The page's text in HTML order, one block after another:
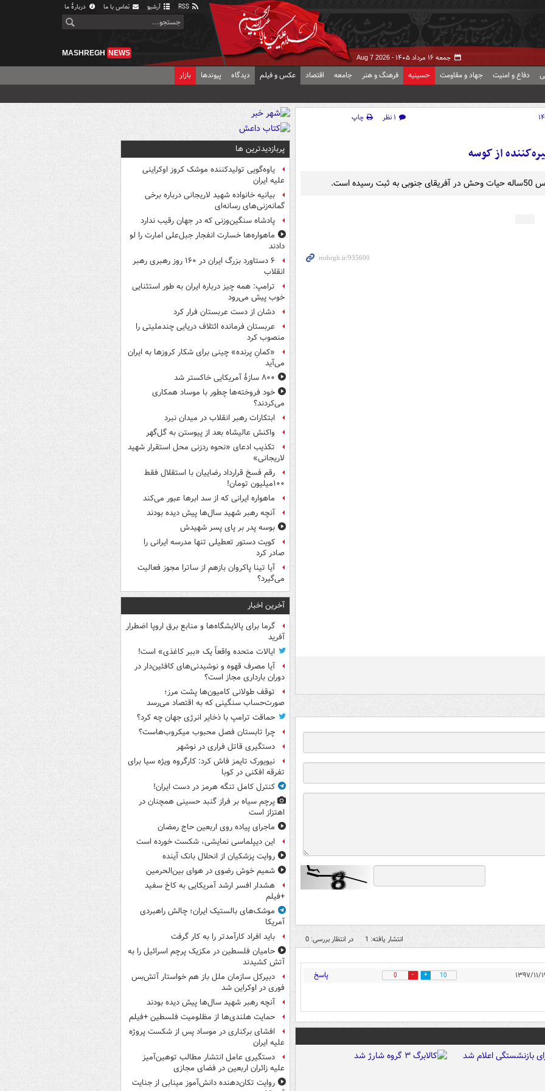
آرشیو تماس با ما دربارهٔ ما
جمعه ۱۶ مرداد ۱۴۰۵ - Aug 7 2026
MASHREGH NEWS
دفاع و امنیت جهاد و مقاومت حسینیه فرهنگ و هنر جامعه اقتصاد عکس و فیلم دیدگاه پیوندها بازار
۱ نظر چاپ
از کوسه
انتشار یافته: 1 در انتظار بررسی: 0
10
0 پاسخ
پربازدیدترین ها
یاوه‌گویی تولیدکننده موشک کروز اوکراینی
علیه ایران
بیانیه خانواده شهید لاریجانی درباره برخی
گمانه‌زنی‌های رسانه‌ای
پادشاه سنگین‌وزنی که در جهان رقیب ندارد
ماهواره‌ها خسارت انفجار جبل‌علی امارت را لو
دادند
۶ دستاورد بزرگ ایران در ۱۶۰ روز رهبری رهبر
انقلاب
ترامپ: همه چیز درباره ایران به طور استثنایی
خوب پیش می‌رود
دشان از دست عربستان فرار کرد
عربستان فرمانده ائتلاف دریایی چندملیتی را
منصوب کرد
«کمانِ پرنده» چینی برای شکار کروزها به ایران
می‌آید
۸۰۰ سازۀ آمریکایی خاکستر شد
خود فروخته‌ها چطور با موساد همکاری
می‌کردند؟
ابتکارات رهبر انقلاب در میدان نبرد
واکنش عالیشاه بعد از پیوستن به گل‌گهر
تکذیب ادعای «نحوه ردزنی محل استقرار شهید
لاریجانی»
رقم فسخ قرارداد رضاییان با استقلال فقط
۱۰۰میلیون تومان!
ماهواره ایرانی که از سد ابرها عبور می‌کند
آنچه رهبر شهید سال‌ها پیش دیده بودند
بوسه‌ پدر بر پای پسر شهیدش
کویت دستور تعطیلی تنها مدرسه ایرانی را
صادر کرد
آیا تینا پاکروان بازهم از ساترا مجوز فعالیت
می‌گیرد؟
آخرین اخبار
گرما برای پالایشگاه‌ها و منابع برق اروپا اضطرار
آفرید
ایالات متحده واقعاً یک «ببر کاغذی» است!
آیا مصرف قهوه و نوشیدنی‌های کافئین‌دار در
دوران بارداری مجاز است؟
توقف طولانی کامیون‌ها پشت مرز؛
صورت‌حساب سنگینی که به اقتصاد می‌رسد
حماقت ترامپ با ذخایر انرژی جهان چه کرد؟
چرا تابستان فصل محبوب میکروب‌هاست؟
دستگیری قاتل فراری در نوشهر
نیویورک تایمز فاش کرد: کارگروه ویژه سیا برای
تفرقه افکنی در کوبا
کنترل کامل تنگه هرمز در دست ایران!
پرچم سیاه بر فراز گنبد حسینی همچنان در
اهتزاز است
ماجرای پیاده روی اربعین حاج رمضان
این دیپلماسی نمایشی، شکست خورده است
روایت پزشکیان از انحلال بانک آینده
شمیم خوش رضوی در هوای بین‌الحرمین
هشدار افسر ارشد آمریکایی به کاخ سفید
+فیلم
موشک‌های بالستیک ایران؛ چالش راهبردی
آمریکا
باید افراد کارآمدتر را به کار گرفت
حامیان فلسطین در مکزیک پرچم اسرائیل را به
آتش کشیدند
دبیرکل سازمان ملل باز هم خواستار آتش‌بس
فوری در اوکراین شد
آنچه رهبر شهید سال‌ها پیش دیده بودند
حمایت هلندی‌ها از مظلومیت فلسطین +فیلم
افشای برکناری در موساد پس از شکست پروژه
علیه ایران
دستگیری عامل انتشار مطالب توهین‌آمیز
علیه زائران اربعین در فضای مجازی
روایت تکان‌دهنده دانش‌آموز مینابی از جنایت